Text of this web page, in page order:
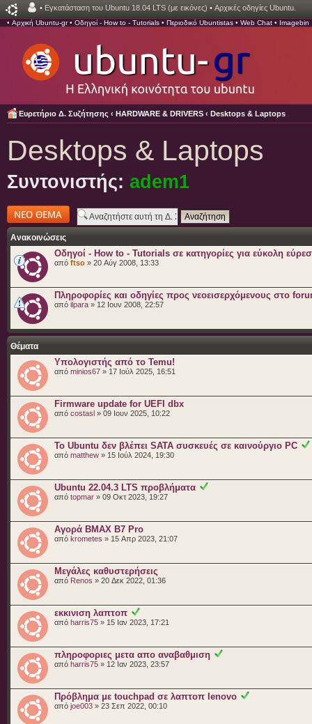
• Εγκατάσταση του Ubuntu 18.04 LTS (με εικόνες) • Αρχικές οδηγίες Ubuntu.
• Αρχική Ubuntu-gr• Οδηγοί - How to - Tutorials • Περιοδικό Ubuntistas • Web Chat • Imagebin
Ευρετήριο Δ. Συζήτησης ‹ HARDWARE & DRIVERS ‹ Desktops & Laptops
Desktops & Laptops
Συντονιστής: adem1
Δημιουργία νέου
θέματος
Ανακοινώσεις
Οδηγοί - How to - Tutorials σε κατηγορίες για εύκολη
από ftso » 20 Αύγ 2008, 13:33
Πληροφορίες και οδηγίες προς νεοεισερχόμενους στο
από ilpara » 12 Ιουν 2008, 22:57
Θέματα
Υπολογιστής από το Temu!
από minios67 » 17 Ιούλ 2025, 16:51
Firmware update for UEFI dbx
από costasl » 09 Ιουν 2025, 10:22
Το Ubuntu δεν βλέπει SATA συσκευές σε καινούργιο PC
από matthew » 15 Ιούλ 2024, 19:30
Ubuntu 22.04.3 LTS πρoβλήματα
από topmar » 09 Οκτ 2023, 19:27
Αγορά BMAX B7 Pro
από krometes » 15 Απρ 2023, 21:07
Μεγάλες καθυστερήσεις
από Renos » 20 Δεκ 2022, 01:36
εκκινιση λαπτοπ
από harris75 » 15 Ιαν 2023, 17:21
πληροφοριες μετα απο αναβαθμιση
από harris75 » 12 Ιαν 2023, 23:57
Πρόβλημα με touchpad σε λαπτοπ lenovo
από joe003 » 23 Σεπ 2022, 00:10